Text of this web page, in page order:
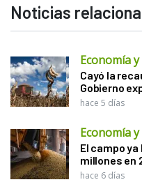
Noticias
Economía
Cayó la
Gobierno
hace 5 días
Economía
El campo ya
millones en
hace 6 días